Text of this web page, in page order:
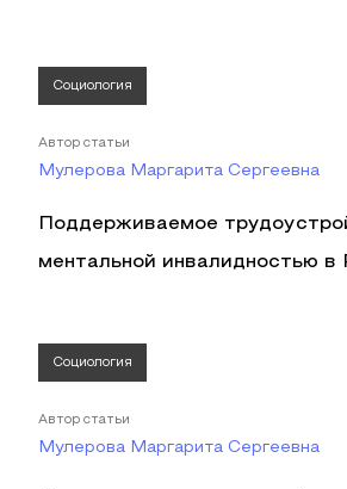
Социология
Автор статьи
Мулерова Маргарита Сергеевна
Поддерживаемое
ментальной инвалидностью в
Социология
Автор статьи
Мулерова Маргарита Сергеевна